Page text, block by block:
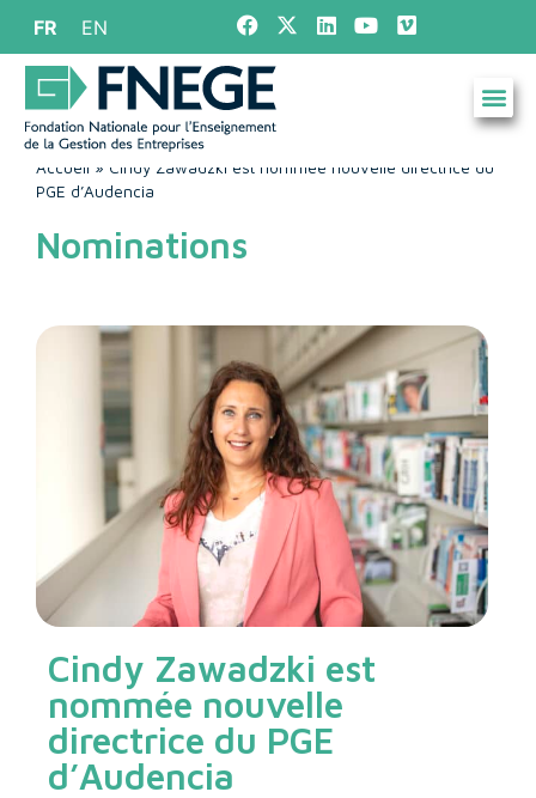
FR EN
Accueil » Cindy Zawadzki est nommée nouvelle directrice du
PGE d’Audencia
Nominations
Cindy Zawadzki est
nommée nouvelle
directrice du PGE
d’Audencia